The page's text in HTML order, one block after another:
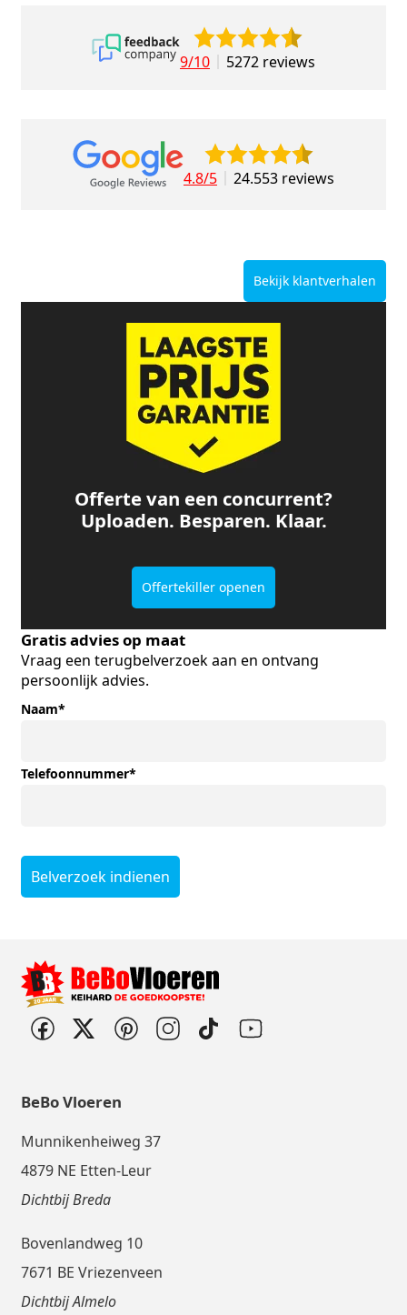
9/10 5272 reviews
4.8/5 24.553 reviews
Bekijk klantverhalen
Offerte van een concurrent?
Uploaden. Besparen. Klaar.
Offertekiller openen
Gratis advies op maat
Vraag een terugbelverzoek aan en ontvang
persoonlijk advies.
Naam*
Telefoonnummer*
Belverzoek indienen
BeBo Vloeren
Munnikenheiweg 37
4879 NE Etten-Leur
Dichtbij Breda
Bovenlandweg 10
7671 BE Vriezenveen
Dichtbij Almelo